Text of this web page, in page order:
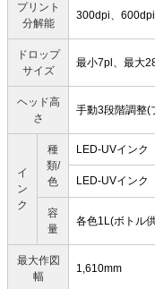
プリント
分解能
300dpi、
ドロップ
サイズ
最小7pl、最大
ヘッド高
さ
手動3段階調整(
イ
ン
ク
種
類/
色
LED-UVインク
LED-UVインク
容
量
各色1L(ボトル
最大作図
幅
1,610mm